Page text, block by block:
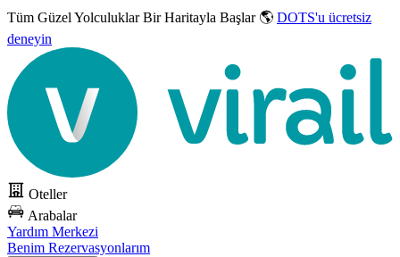
Tüm Güzel YolculuklarBir Haritayla Başlar 🌎 DOTS'u ücretsiz
deneyin
Oteller
Arabalar
Yardım Merkezi
Benim Rezervasyonlarım